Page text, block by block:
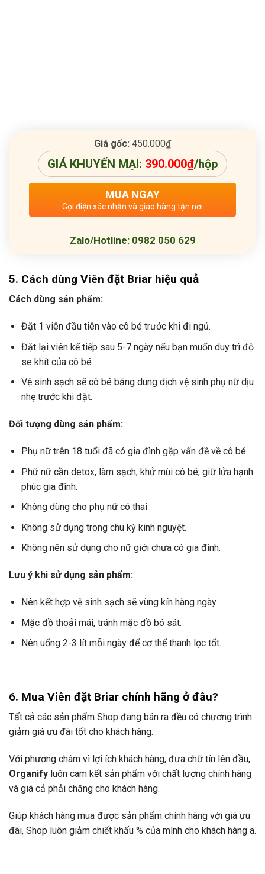
Giá gốc: 450.000₫
GIÁ KHUYẾN MẠI: 390.000₫/hộp
MUA NGAY
Gọi điện xác nhận và giao hàng tận nơi
Zalo/Hotline: 0982 050 629
5. Cách dùng Viên đặt Briar hiệu quả
Cách dùng sản phẩm:
Đặt 1 viên đầu tiên vào cô bé trước khi đi ngủ.
Đặt lại viên kế tiếp sau 5-7 ngày nếu bạn muốn duy trì độ
se khít của cô bé
Vệ sinh sạch sẽ cô bé bằng dung dịch vệ sinh phụ nữ dịu
nhẹ trước khi đặt.
Đối tượng dùng sản phẩm:
Phụ nữ trên 18 tuổi đã có gia đình gặp vấn đề về cô bé
Phữ nữ cần detox, làm sạch, khử mùi cô bé, giữ lửa hạnh
phúc gia đình.
Không dùng cho phụ nữ có thai
Không sử dụng trong chu kỳ kinh nguyệt.
Không nên sử dụng cho nữ giới chưa có gia đình.
Lưu ý khi sử dụng sản phẩm:
Nên kết hợp vệ sinh sạch sẽ vùng kín hàng ngày
Mặc đồ thoải mái, tránh mặc đồ bó sát.
Nên uống 2-3 lít mỗi ngày để cơ thể thanh lọc tốt.
6. Mua Viên đặt Briar chính hãng ở đâu?
Tất cả các sản phẩm Shop đang bán ra đều có chương trình
giảm giá ưu đãi tốt cho khách hàng.
Với phương châm vì lợi ích khách hàng, đưa chữ tín lên đầu,
Organify luôn cam kết sản phẩm với chất lượng chính hãng
và giá cả phải chăng cho khách hàng.
Giúp khách hàng mua được sản phẩm chính hãng với giá ưu
đãi, Shop luôn giảm chiết khấu % của mình cho khách hàng a.